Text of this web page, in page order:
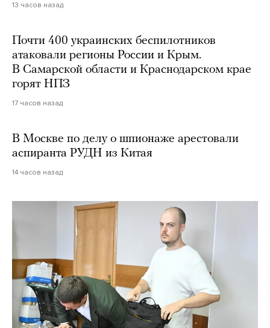
13 часов назад
Почти 400 украинских беспилотников
атаковали регионы России и Крым.
В Самарской области и Краснодарском крае
горят НПЗ
17 часов назад
В Москве по делу о шпионаже арестовали
аспиранта РУДН из Китая
14 часов назад